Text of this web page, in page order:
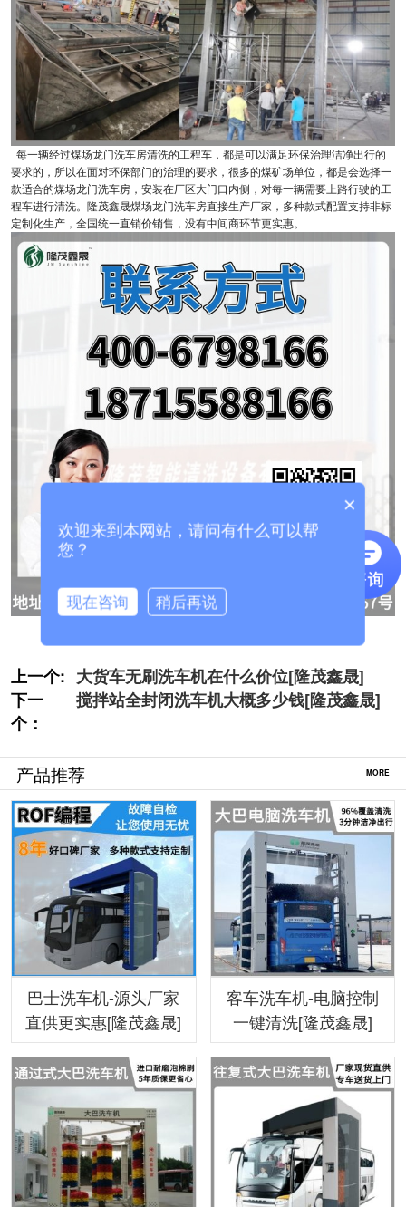
每一辆经过煤场龙门洗车房清洗的工程车，都是可以满足环保治理洁净出行的
要求的，所以在面对环保部门的治理的要求，很多的煤矿场单位，都是会选择一
款适合的煤场龙门洗车房，安装在厂区大门口内侧，对每一辆需要上路行驶的工
程车进行清洗。隆茂鑫晟煤场龙门洗车房直接生产厂家，多种款式配置支持非标
定制化生产，全国统一直销价销售，没有中间商环节更实惠。
上一个: 大货车无刷洗车机在什么价位[隆茂鑫晟]
下一
个：
搅拌站全封闭洗车机大概多少钱[隆茂鑫晟]
产品推荐 MORE
巴士洗车机-源头厂家
直供更实惠[隆茂鑫晟]
客车洗车机-电脑控制
一键清洗[隆茂鑫晟]
×
欢迎来到本网站，请问有什么可以帮
您？
现在咨询 稍后再说